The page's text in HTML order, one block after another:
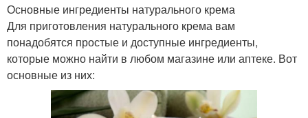
Основные ингредиенты натурального крема
Для приготовления натурального крема вам
понадобятся простые и доступные ингредиенты,
которые можно найти в любом магазине или аптеке. Вот
основные из них: